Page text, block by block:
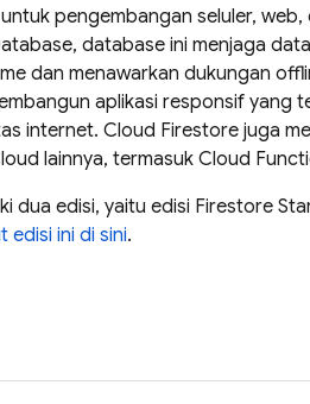
pengembangan seluler, web,
, database ini menjaga
dan menawarkan dukungan
aplikasi responsif yang
internet. Cloud Firestore juga
lainnya, termasuk Cloud
dua edisi, yaitu edisi Firestore
edisi ini di sini.